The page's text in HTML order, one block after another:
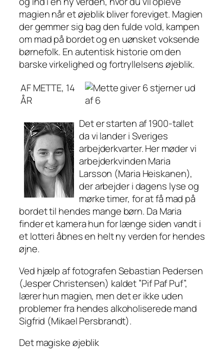
magien når et øjeblik bliver foreviget. Magien
der gemmer sig bag den fulde vold, kampen
om mad på bordet og en uønsket voksende
børnefolk. En autentisk historie om den
barske virkelighed og fortryllelsens øjeblik.
AF METTE, 14
ÅR
Det er starten af 1900-tallet
da vi lander i Sveriges
arbejderkvarter. Her møder vi
arbejderkvinden Maria
Larsson (Maria Heiskanen),
der arbejder i dagens lyse og
mørke timer, for at få mad på
bordet til hendes mange børn. Da Maria
finder et kamera hun for længe siden vandt i
et lotteri åbnes en helt ny verden for hendes
øjne.
Ved hjælp af fotografen Sebastian Pedersen
(Jesper Christensen) kaldet ”Pif Paf Puf”,
lærer hun magien, men det er ikke uden
problemer fra hendes alkoholiserede mand
Sigfrid (Mikael Persbrandt).
Det magiske øjeblik